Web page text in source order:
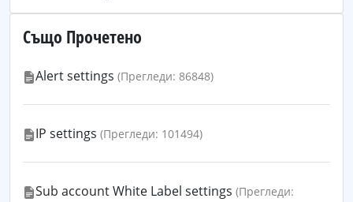
Също Прочетено
Alert settings (Прегледи: 86848)
IP settings (Прегледи: 101494)
Sub account White Label settings (Прегледи: